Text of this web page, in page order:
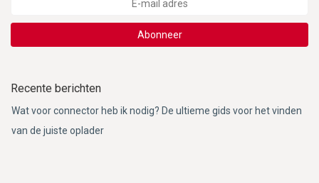
Abonneer
Recente berichten
Wat voor connector heb ik nodig? De ultieme gids voor het vinden
van de juiste oplader